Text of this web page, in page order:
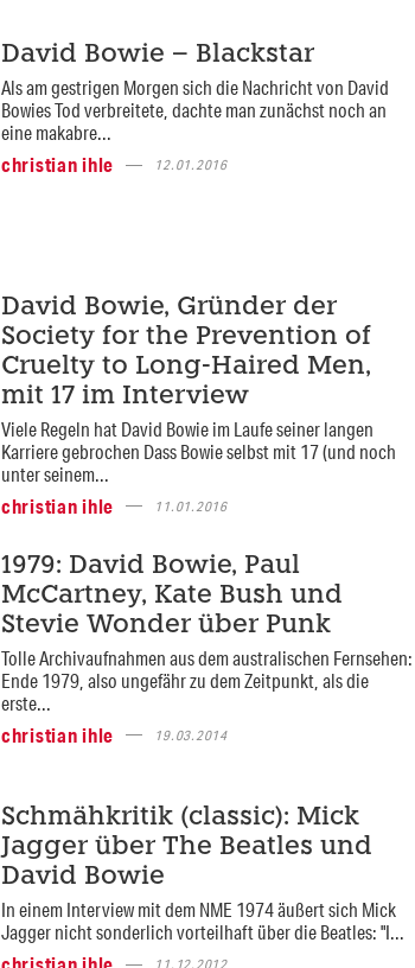
David Bowie – Blackstar
Als am gestrigen Morgen sich die Nachricht von David
Bowies Tod verbreitete, dachte man zunächst noch an
eine makabre...
christian ihle
12.01.2016
David Bowie, Gründer der
Society for the Prevention of
Cruelty to Long-Haired Men,
mit 17 im Interview
Viele Regeln hat David Bowie im Laufe seiner langen
Karriere gebrochen Dass Bowie selbst mit 17 (und noch
unter seinem...
christian ihle
11.01.2016
1979: David Bowie, Paul
McCartney, Kate Bush und
Stevie Wonder über Punk
Tolle Archivaufnahmen aus dem australischen Fernsehen:
Ende 1979, also ungefähr zu dem Zeitpunkt, als die
erste...
christian ihle
19.03.2014
Schmähkritik (classic): Mick
Jagger über The Beatles und
David Bowie
In einem Interview mit dem NME 1974 äußert sich Mick
Jagger nicht sonderlich vorteilhaft über die Beatles: "I...